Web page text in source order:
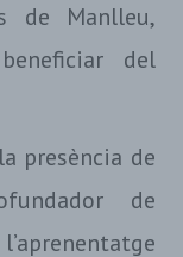
de Manlleu,
del
presència de
de